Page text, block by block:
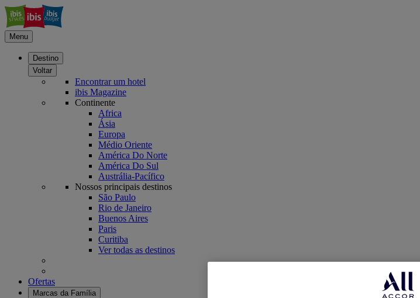
Menu
Destino
Voltar
Encontrar um hotel
ibis Magazine
Continente
Africa
Ásia
Europa
Médio Oriente
América Do Norte
América Do Sul
Austrália-Pacífico
Nossos principais destinos
São Paulo
Rio de Janeiro
Buenos Aires
Paris
Curitiba
Ver todas as destinos
Ofertas
Marcas da Família